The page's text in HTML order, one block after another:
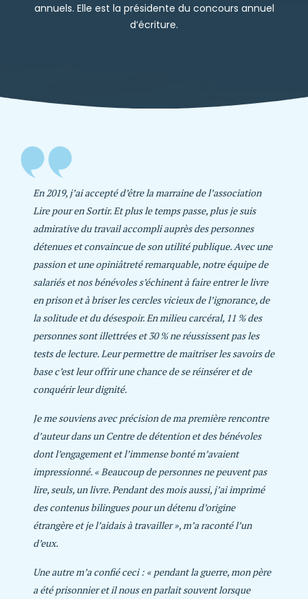
annuels. Elle est la présidente du concours annuel
d’écriture.
En 2019, j’ai accepté d’être la marraine de l’association
Lire pour en Sortir. Et plus le temps passe, plus je suis
admirative du travail accompli auprès des personnes
détenues et convaincue de son utilité publique. Avec une
passion et une opiniâtreté remarquable, notre équipe de
salariés et nos bénévoles s’échinent à faire entrer le livre
en prison et à briser les cercles vicieux de l’ignorance, de
la solitude et du désespoir. En milieu carcéral, 11 % des
personnes sont illettrées et 30 % ne réussissent pas les
tests de lecture. Leur permettre de maitriser les savoirs de
base c’est leur offrir une chance de se réinsérer et de
conquérir leur dignité.
Je me souviens avec précision de ma première rencontre
d’auteur dans un Centre de détention et des bénévoles
dont l’engagement et l’immense bonté m’avaient
impressionné. « Beaucoup de personnes ne peuvent pas
lire, seuls, un livre. Pendant des mois aussi, j’ai imprimé
des contenus bilingues pour un détenu d’origine
étrangère et je l’aidais à travailler », m’a raconté l’un
d’eux.
Une autre m’a confié ceci : « pendant la guerre, mon père
a été prisonnier et il nous en parlait souvent lorsque